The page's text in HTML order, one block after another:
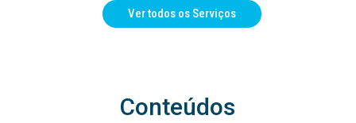
Ver todos os Serviços
Conteúdos